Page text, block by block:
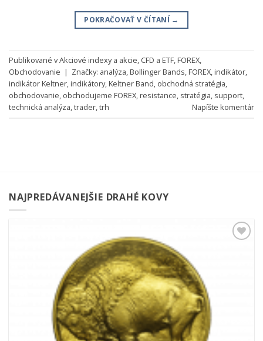
POKRAČOVAŤ V ČÍTANÍ →
Publikované vAkciové indexy a akcie, CFD a ETF,FOREX,
Obchodovanie | Značky: analýza,Bollinger Bands,FOREX,indikátor,
indikátor Keltner,indikátory,Keltner Band, obchodná stratégia,
obchodovanie, obchodujeme FOREX,resistance, stratégia, support,
technická analýza,trader,trh Napíšte komentár
NAJPREDÁVANEJŠIE DRAHÉ KOVY